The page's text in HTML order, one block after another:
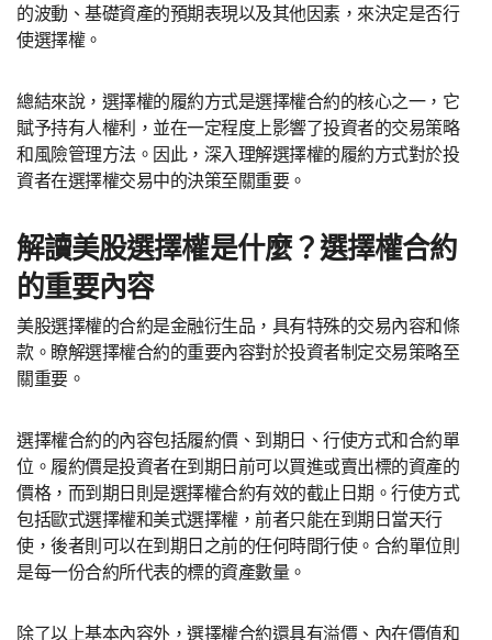
的波動、基礎資產的預期表現以及其他因素，來決定是否行
使選擇權。
總結來說，選擇權的履約方式是選擇權合約的核心之一，它
賦予持有人權利，並在一定程度上影響了投資者的交易策略
和風險管理方法。因此，深入理解選擇權的履約方式對於投
資者在選擇權交易中的決策至關重要。
解讀美股選擇權是什麼？選擇權合約
的重要內容
美股選擇權的合約是金融衍生品，具有特殊的交易內容和條
款。瞭解選擇權合約的重要內容對於投資者制定交易策略至
關重要。
選擇權合約的內容包括履約價、到期日、行使方式和合約單
位。履約價是投資者在到期日前可以買進或賣出標的資產的
價格，而到期日則是選擇權合約有效的截止日期。行使方式
包括歐式選擇權和美式選擇權，前者只能在到期日當天行
使，後者則可以在到期日之前的任何時間行使。合約單位則
是每一份合約所代表的標的資產數量。
除了以上基本內容外，選擇權合約還具有溢價、內在價值和